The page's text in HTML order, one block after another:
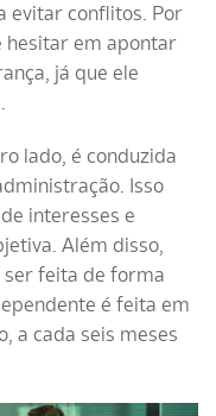
evitar conflitos. Por
hesitar em apontar
já que ele
lado, é conduzida
Isso
interesses e
Além disso,
feita de forma
é feita em
a cada seis meses